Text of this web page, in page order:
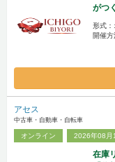
がつ
形式：
開催
アセス
中古車・自動車・自転車
オンライン 2026年08月
在庫